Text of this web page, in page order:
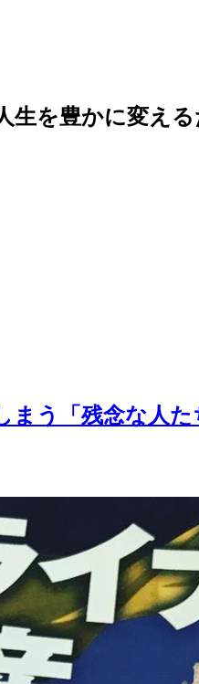
生を豊かに変え
う「残念な人た